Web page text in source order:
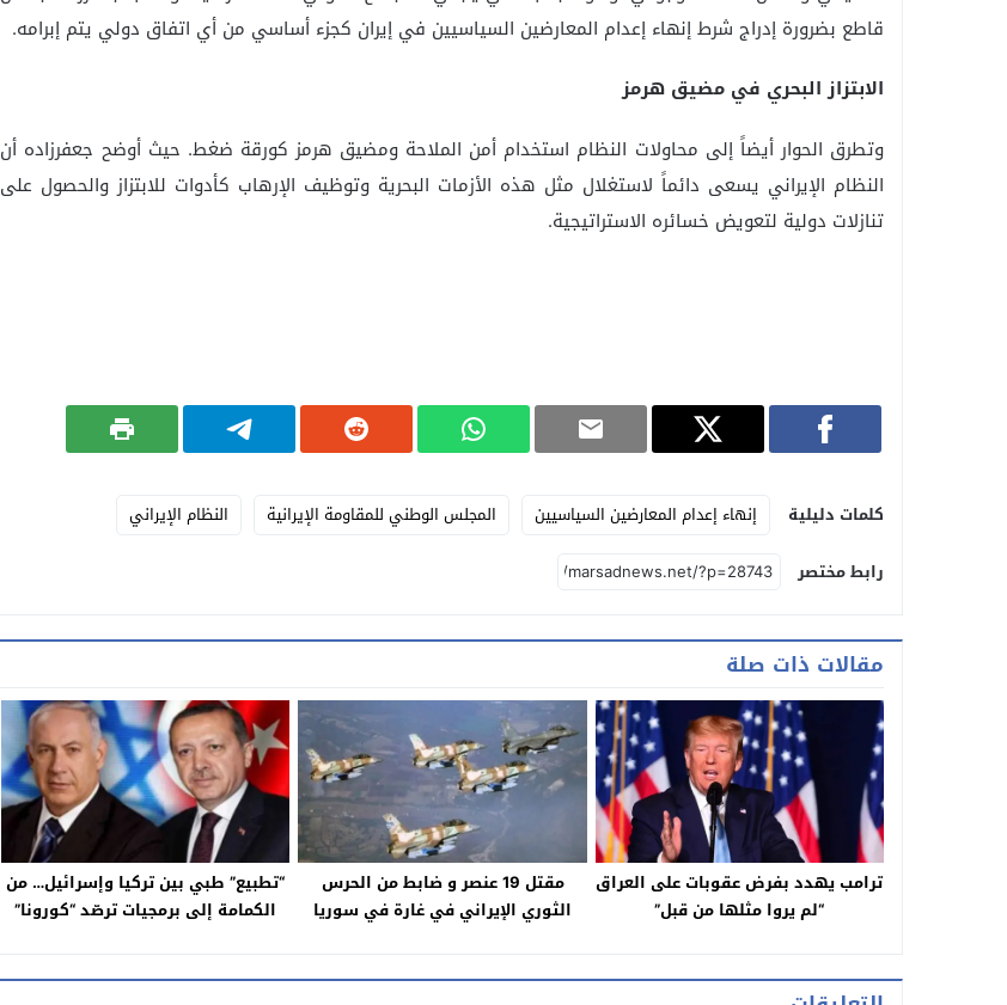
قاطع بضرورة إدراج شرط إنهاء إعدام المعارضين السياسيين في إيران كجزء أساسي من أي اتفاق دولي يتم إبرامه.
الابتزاز البحري في مضيق هرمز
وتطرق الحوار أيضاً إلى محاولات النظام استخدام أمن الملاحة ومضيق هرمز كورقة ضغط. حيث أوضح جعفرزاده أن
النظام الإيراني يسعى دائماً لاستغلال مثل هذه الأزمات البحرية وتوظيف الإرهاب كأدوات للابتزاز والحصول على
تنازلات دولية لتعويض خسائره الاستراتيجية.
كلمات دليلية إنهاء إعدام المعارضين السياسيين المجلس الوطني للمقاومة الإيرانية
النظام الإيراني
رابط مختصر
مقالات ذات صلة
ترامب يهدد بفرض عقوبات على العراق
“لم يروا مثلها من قبل”
مقتل 19 عنصر و ضابط من الحرس
الثوري الإيراني في غارة في سوريا
“تطبيع” طبي بين تركيا وإسرائيل… من
الكمامة إلى برمجيات ترصّد “كورونا”